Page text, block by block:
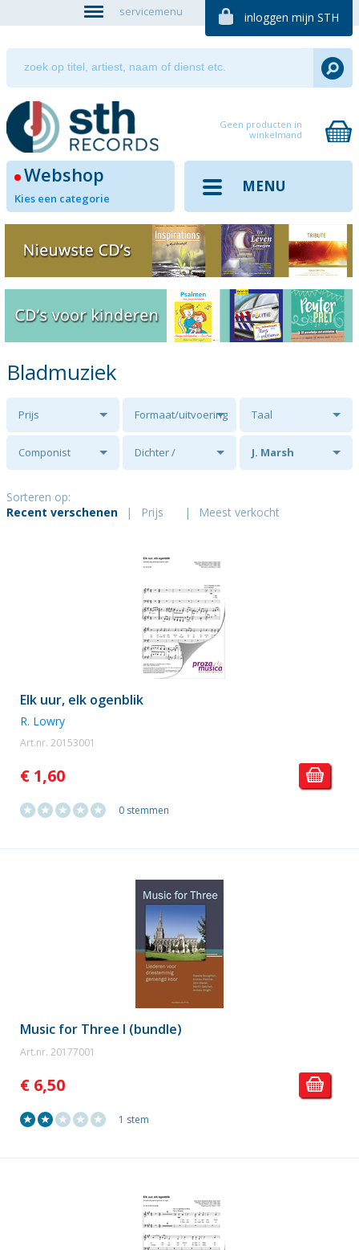
servicemenu inloggen mijn STH
Geen producten in
winkelmand
Webshop
Kies een categorie
MENU
Bladmuziek
Prijs Formaat/uitvoering Taal
Componist Dichter / J. Marsh
Sorteren op:
Recent verschenen
| Prijs | Meest verkocht
Elk uur, elk ogenblik
R. Lowry
Art.nr. 20153001
€ 1,60
0 stemmen
Music for Three I (bundle)
Art.nr. 20177001
€ 6,50
1 stem